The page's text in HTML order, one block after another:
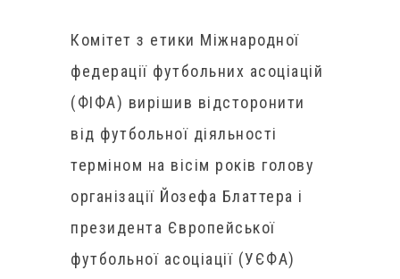
Комітет з етики Міжнародної
федерації футбольних асоціацій
(ФІФА) вирішив відсторонити
від футбольної діяльності
терміном на вісім років голову
організації Йозефа Блаттера і
президента Європейської
футбольної асоціації (УЄФА)